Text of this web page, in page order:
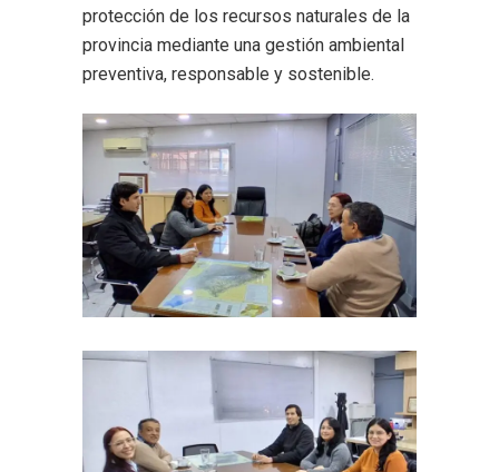
protección de los recursos naturales de la
provincia mediante una gestión ambiental
preventiva, responsable y sostenible.